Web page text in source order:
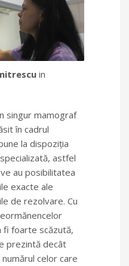
in
singur mamograf
în cadrul
la dispoziția
astfel
au posibilitatea
exacte ale
de rezolvare. Cu
fi foarte scăzută,
prezintă decât
celor care